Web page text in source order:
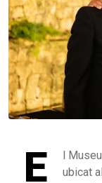
E
l
ubicat